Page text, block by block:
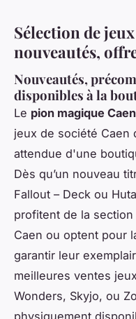
Sélection de
nouveautés,
Nouveautés,
disponibles à la
Le pion magique Caen
jeux de société Caen
attendue d'une
Dès qu’un nouveau
Fallout – Deck ou
profitent de la
Caen ou optent pour
garantir leur
meilleures ventes
Wonders, Skyjo, ou
physiquement